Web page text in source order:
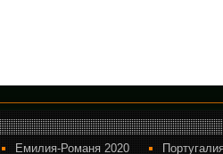
Емилия-Романя 2020